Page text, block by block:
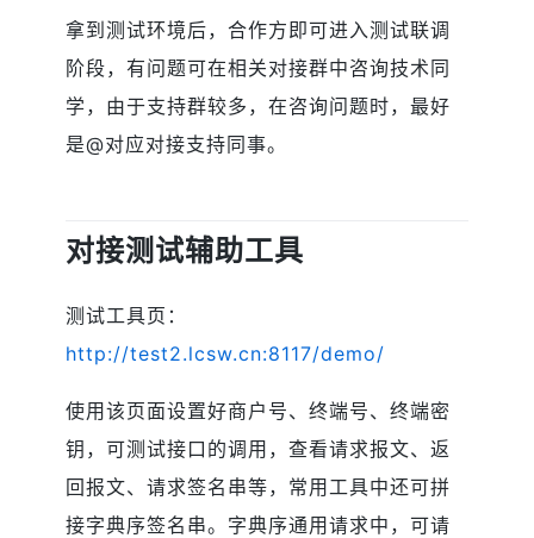
拿到测试环境后，合作方即可进入测试联调
阶段，有问题可在相关对接群中咨询技术同
学，由于支持群较多，在咨询问题时，最好
是@对应对接支持同事。
对接测试辅助工具
测试工具页：
http://test2.lcsw.cn:8117/demo/
使用该页面设置好商户号、终端号、终端密
钥，可测试接口的调用，查看请求报文、返
回报文、请求签名串等，常用工具中还可拼
接字典序签名串。字典序通用请求中，可请